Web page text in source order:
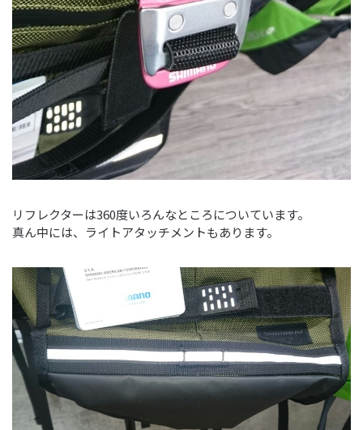
リフレクターは360度いろんなところについています。
真ん中には、ライトアタッチメントもあります。